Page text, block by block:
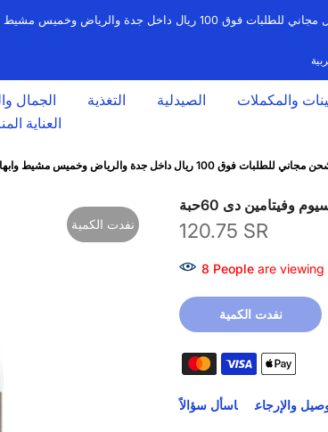
فوق 100 ريال داخل جدة والرياض وخميس مشيط وابها
الجمال التغذية الصيدلية والمكملات
العناية
مجاني للطلبات فوق 100 ريال داخل جدة والرياض وخميس مشيط وابها
نفدت الكمية
وفيتامين دى 60حبة
120.75 SR
8 People are
نفدت الكمية
والإرجاع اسأل سؤالاً